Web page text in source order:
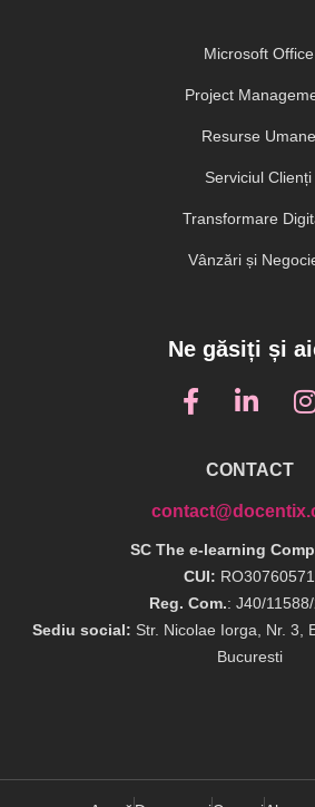
Microsoft Office
Project
Resurse Umane
Serviciul Clienți
Transformare
Vânzări și
Ne găsiți și
CONTACT
SC The e-learning
CUI: RO30760571
Reg. Com.: J40/
Sediu social: Str. Nicolae Iorga, Nr. 3,
Bucuresti